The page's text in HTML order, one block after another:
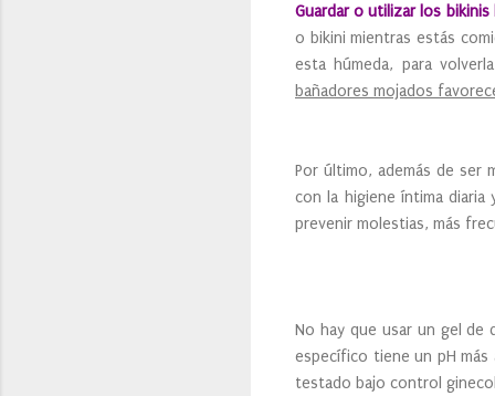
Guardar o utilizar los bikinis
o bikini mientras estás
esta húmeda, para
bañadores mojados
Por último, además de ser
con la higiene íntima
prevenir molestias, más
No hay que usar un gel de
específico tiene un pH
testado bajo control